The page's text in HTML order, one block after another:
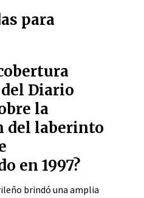
para
Diario
la
del laberinto
en 1997?
brindó una amplia